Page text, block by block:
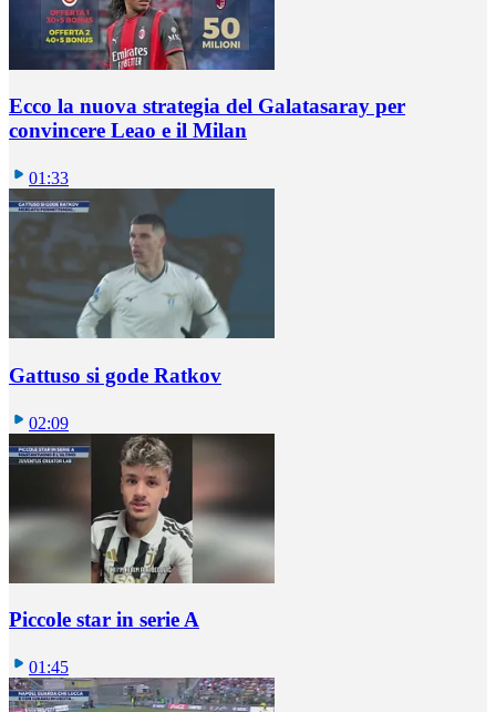
Ecco la nuova strategia del Galatasaray per
convincere Leao e il Milan
01:33
Gattuso si gode Ratkov
02:09
Piccole star in serie A
01:45